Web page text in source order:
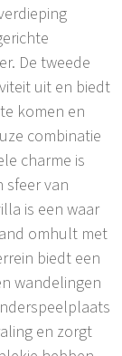
De tweede
uit en biedt
komen en
combinatie
charme is
sfeer van
is een waar
omhult met
biedt een
wandelingen
en zorgt